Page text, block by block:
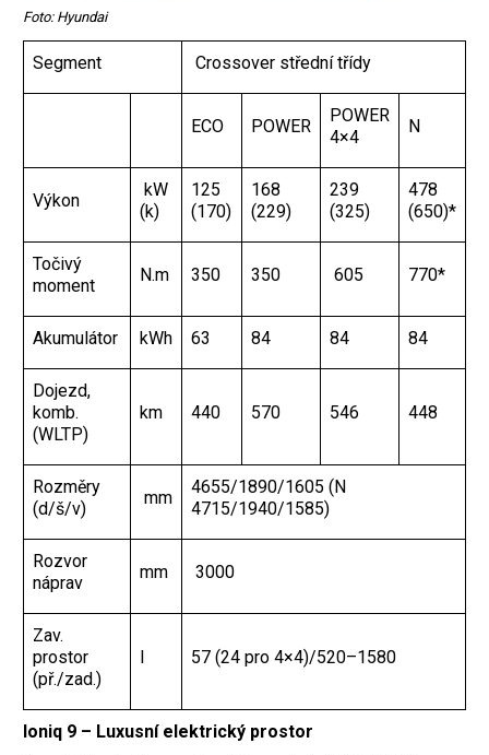
Foto: Hyundai
Segment Crossover střední třídy
ECO POWER
POWER
4×4
N
Výkon
kW
(k)
125
(170)
168
(229)
239
(325)
478
(650)*
Točivý
moment
N.m 350 350 605 770*
Akumulátor kWh 63 84 84 84
Dojezd,
komb.
(WLTP)
km 440 570 546 448
Rozměry
(d/š/v)
mm
4655/1890/1605 (N
4715/1940/1585)
Rozvor
náprav
mm 3000
Zav.
prostor
(př./zad.)
57 (24 pro 4×4)/520–1580
Ioniq 9 – Luxusní elektrický prostor